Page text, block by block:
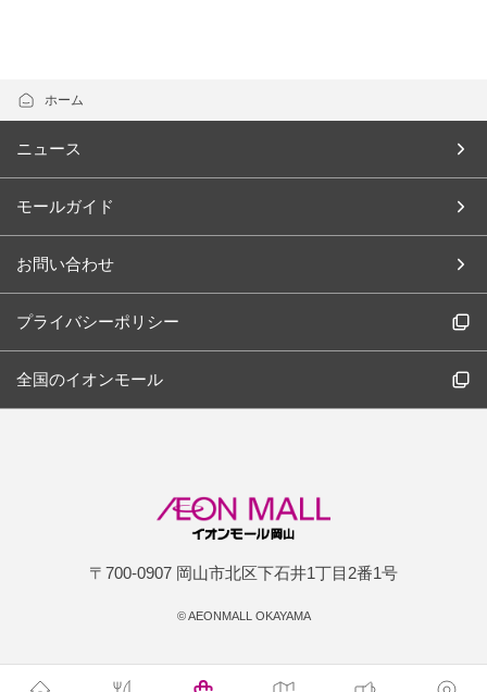
ホーム
ニュース
モールガイド
お問い合わせ
プライバシーポリシー
全国のイオンモール
〒700-0907 岡山市北区下石井1丁目2番1号
©AEONMALL OKAYAMA